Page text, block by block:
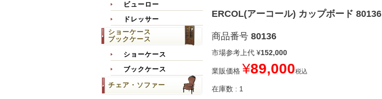
ビューロー
ドレッサー
ショーケース
ブックケース
ショーケース
ブックケース
チェア・ソファー
ERCOL(アーコール) カップボード 80136
商品番号 80136
市場参考上代 ¥152,000
業販価格 ¥89,000税込
在庫数 1